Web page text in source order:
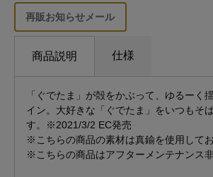
再販お知らせメール
商品説明 仕様
「ぐでたま」が殻をかぶって、ゆるーく
イン。大好きな「ぐでたま」をいつもそ
す。※2021/3/2 EC発売
※こちらの商品の素材は真鍮を使用してお
※こちらの商品はアフターメンテナンス非